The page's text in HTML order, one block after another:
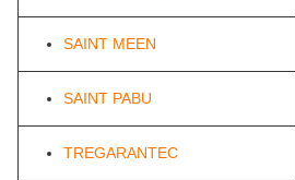
SAINT MEEN
SAINT PABU
TREGARANTEC